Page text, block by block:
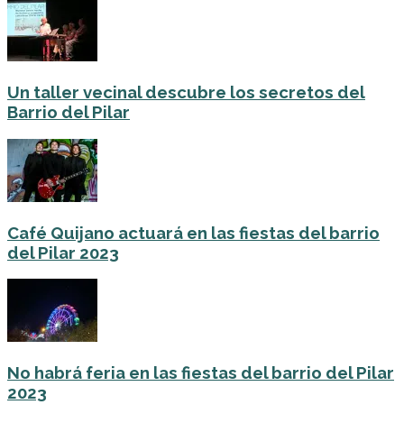
Un taller vecinal descubre los secretos del
Barrio del Pilar
Café Quijano actuará en las fiestas del barrio
del Pilar 2023
No habrá feria en las fiestas del barrio del Pilar
2023